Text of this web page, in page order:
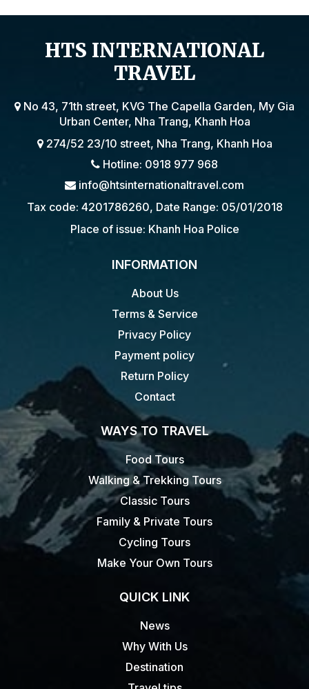
HTS INTERNATIONAL
TRAVEL
No 43, 71th street, KVG The Capella Garden, My Gia
Urban Center, Nha Trang, Khanh Hoa
274/52 23/10 street, Nha Trang, Khanh Hoa
Hotline: 0918 977 968
info@htsinternationaltravel.com
Tax code: 4201786260, Date Range: 05/01/2018
Place of issue: Khanh Hoa Police
INFORMATION
About Us
Terms & Service
Privacy Policy
Payment policy
Return Policy
Contact
WAYS TO TRAVEL
Food Tours
Walking & Trekking Tours
Classic Tours
Family & Private Tours
Cycling Tours
Make Your Own Tours
QUICK LINK
News
Why With Us
Destination